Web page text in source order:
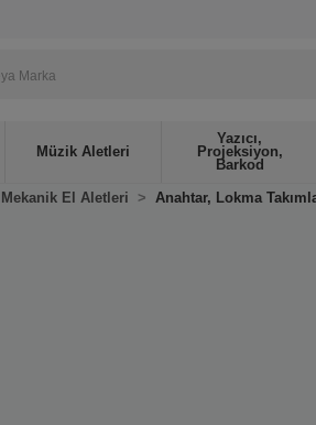
Müzik Aletleri
Yazıcı,
Projeksiyon,
Barkod
Mekanik El Aletleri Anahtar, Lokma